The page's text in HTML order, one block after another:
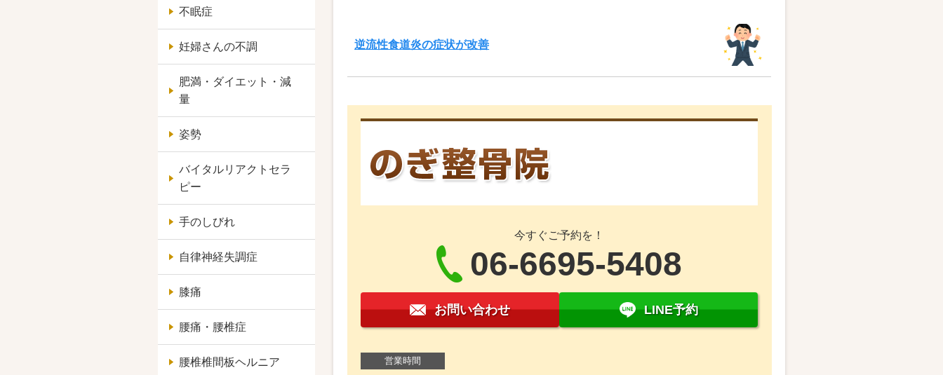
逆流性食道炎の症状が改善
今すぐご予約を！
06-6695-5408
お問い合わせ LINE予約
営業時間
不眠症
妊婦さんの不調
肥満・ダイエット・減
量
姿勢
バイタルリアクトセラ
ピー
手のしびれ
自律神経失調症
膝痛
腰痛・腰椎症
腰椎椎間板ヘルニア